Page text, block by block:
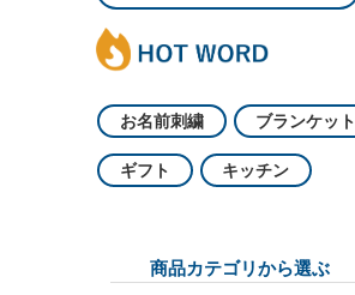
お名前刺繍 ブランケット
ギフト キッチン
商品カテゴリから選ぶ